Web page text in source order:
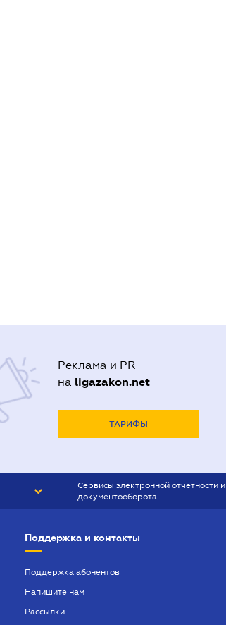
Реклама и PR
на ligazakon.net
ТАРИФЫ
Сервисы электронной отчетности и
документооборота
Поддержка и контакты
Поддержка абонентов
Напишите нам
Рассылки